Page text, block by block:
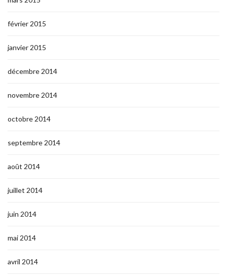
février 2015
janvier 2015
décembre 2014
novembre 2014
octobre 2014
septembre 2014
août 2014
juillet 2014
juin 2014
mai 2014
avril 2014